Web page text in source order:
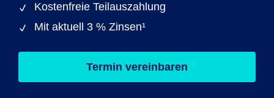
Kostenfreie Teilauszahlung
Mit aktuell 3 % Zinsen¹
Termin vereinbaren